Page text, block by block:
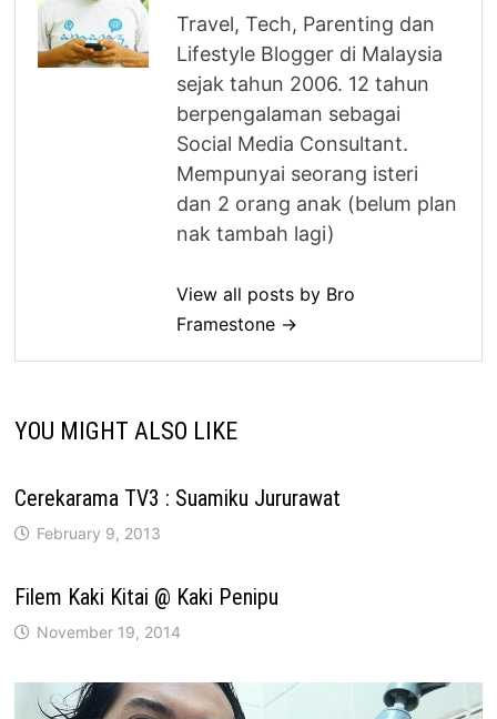
Travel, Tech, Parenting dan
Lifestyle Blogger di Malaysia
sejak tahun 2006. 12 tahun
berpengalaman sebagai
Social Media Consultant.
Mempunyai seorang isteri
dan 2 orang anak (belum plan
nak tambah lagi)
View all posts by Bro
Framestone →
YOU MIGHT ALSO LIKE
Cerekarama TV3 : Suamiku Jururawat
February 9, 2013
Filem Kaki Kitai @ Kaki Penipu
November 19, 2014